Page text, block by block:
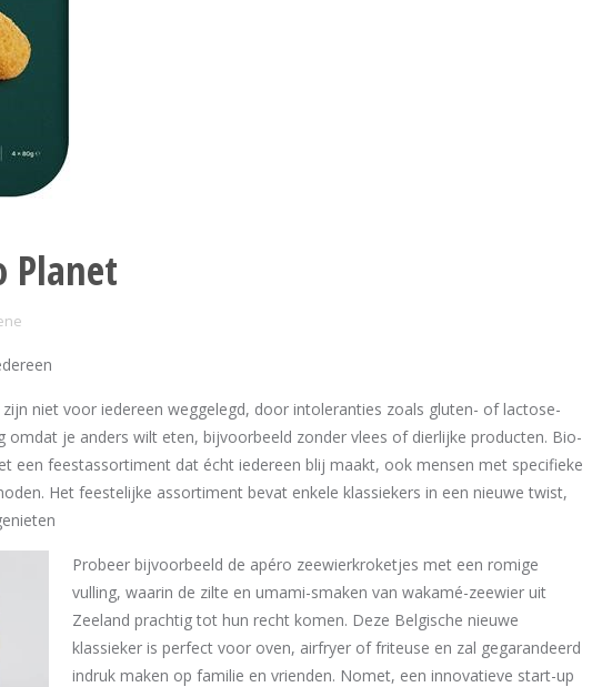
Planet
niet voor iedereen weggelegd, door intoleranties zoals gluten- of lactose-
omdat je anders wilt eten, bijvoorbeeld zonder vlees of dierlijke producten. Bio-
een feestassortiment dat écht iedereen blij maakt, ook mensen met specifieke
Het feestelijke assortiment bevat enkele klassiekers in een nieuwe twist,
Probeer bijvoorbeeld de apéro zeewierkroketjes met een romige
vulling, waarin de zilte en umami-smaken van wakamé-zeewier uit
Zeeland prachtig tot hun recht komen. Deze Belgische nieuwe
klassieker is perfect voor oven, airfryer of friteuse en zal gegarandeerd
indruk maken op familie en vrienden. Nomet, een innovatieve start-up